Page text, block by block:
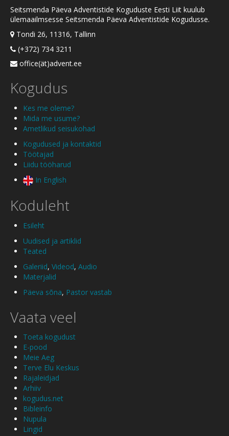
Seitsmenda Päeva Adventistide Koguduste Eesti Liit kuulub
ülemaailmsesse Seitsmenda Päeva Adventistide Kogudusse.
Tondi 26, 11316, Tallinn
(+372) 734 3211
office(ät)advent.ee
Kogudus
Kes me oleme?
Mida me usume?
Ametlikud seisukohad
Kogudused ja kontaktid
Töötajad
Liidu tööharud
In English
Koduleht
Esileht
Uudised ja artiklid
Teated
Galeriid, Videod, Audio
Materjalid
Päeva sõna, Pastor vastab
Vaata veel
Toeta kogudust
E-pood
Meie Aeg
Terve Elu Keskus
Rajaleidjad
Arhiiv
kogudus.net
Bibleinfo
Nupula
Lingid